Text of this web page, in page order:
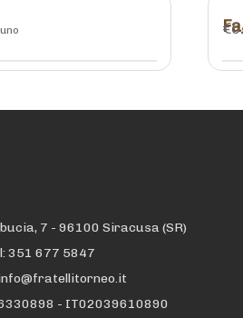
€
7 - 96100 Siracusa (SR)
351 677 5847
- IT02039610890